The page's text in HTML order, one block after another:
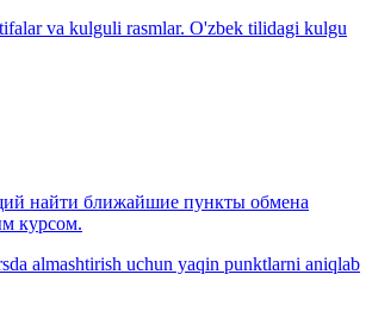
va kulguli rasmlar. O'zbek tilidagi kulgu
найти ближайшие пункты обмена
курсом.
almashtirish uchun yaqin punktlarni aniqlab